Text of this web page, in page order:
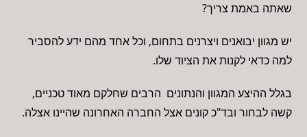
שאתה באמת צריך?
יש מגוון יבואנים ויצרנים בתחום, וכל אחד מהם ידע להסביר
למה כדאי לקנות את הציוד שלו.
בגלל ההיצע המגוון והנתונים הרבים שחלקם מאוד טכניים,
קשה לבחור ובד"כ קונים אצל החברה האחרונה שהיינו אצלה.